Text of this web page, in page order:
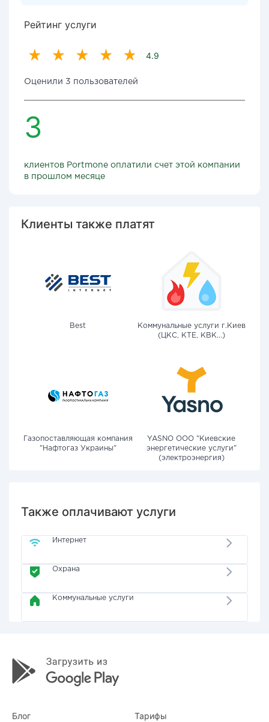
Рейтинг услуги
4.9
Оценили 3 пользователей
3
клиентов Portmone оплатили счет этой компании
в прошлом месяце
Клиенты также платят
Best
Коммунальные услуги г.Киев
(ЦКС, КТЕ, КВК...)
Газопоставляющая компания
"Нафтогаз Украины"
YASNO OOO "Киевские
энергетические услуги"
(электроэнергия)
Также оплачивают услуги
Интернет
Охрана
Коммунальные услуги
Блог Тарифы